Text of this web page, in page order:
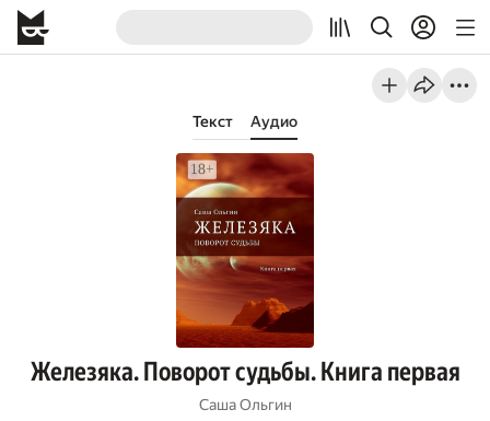
Текст Аудио
Железяка. Поворот судьбы. Книга первая
Саша Ольгин